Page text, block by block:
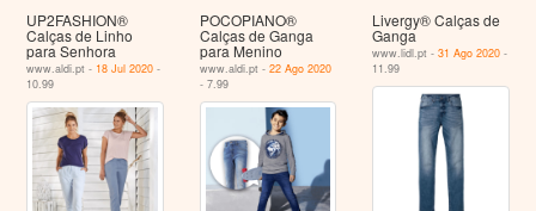
UP2FASHION®
Calças de Linho
para Senhora
www.aldi.pt - 18 Jul 2020 -
10.99
POCOPIANO®
Calças de Ganga
para Menino
www.aldi.pt - 22 Ago 2020
- 7.99
Livergy® Calças de
Ganga
www.lidl.pt -31 Ago 2020 -
11.99